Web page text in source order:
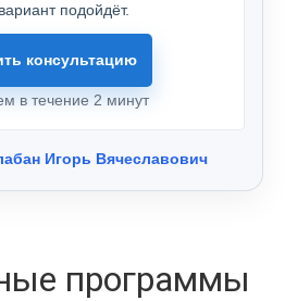
подойдёт.
консультацию
в течение 2 минут
Игорь Вячеславович
программы